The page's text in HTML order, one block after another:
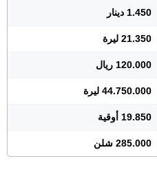
1.450 دينار
21.350 ليرة
120.000 ريال
44.750.000 ليرة
19.850 أوقية
285.000 شلن